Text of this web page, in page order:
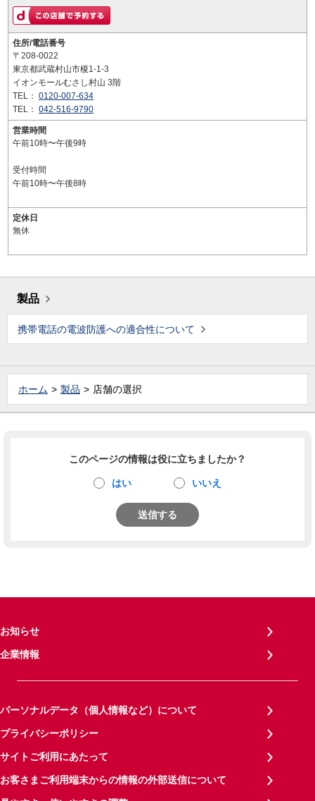
住所/電話番号
〒208-0022
東京都武蔵村山市榎1-1-3
イオンモールむさし村山 3階
TEL： 0120-007-634
TEL： 042-516-9790
営業時間
午前10時〜午後9時
受付時間
午前10時〜午後8時
定休日
無休
製品
携帯電話の電波防護への適合性について
ホーム 製品 店舗の選択
このページの情報は役に立ちましたか？
はい いいえ
送信する
お知らせ
企業情報
パーソナルデータ（個人情報など）について
プライバシーポリシー
サイトご利用にあたって
お客さまご利用端末からの情報の外部送信について